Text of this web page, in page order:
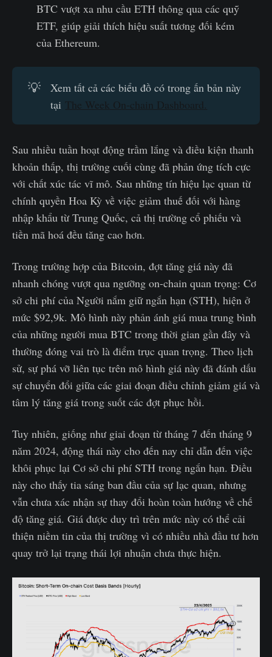
BTC vượt xa nhu cầu ETH thông qua các quỹ
ETF, giúp giải thích hiệu suất tương đối kém
của Ethereum.
💡
Xem tất cả các biểu đồ có trong ấn bản này
tại The Week On-chain Dashboard.
Sau nhiều tuần hoạt động trầm lắng và điều kiện thanh
khoản thấp, thị trường cuối cùng đã phản ứng tích cực
với chất xúc tác vĩ mô. Sau những tín hiệu lạc quan từ
chính quyền Hoa Kỳ về việc giảm thuế đối với hàng
nhập khẩu từ Trung Quốc, cả thị trường cổ phiếu và
tiền mã hoá đều tăng cao hơn.
Trong trường hợp của Bitcoin, đợt tăng giá này đã
nhanh chóng vượt qua ngưỡng on-chain quan trọng: Cơ
sở chi phí của Người nắm giữ ngắn hạn (STH), hiện ở
mức $92,9k. Mô hình này phản ánh giá mua trung bình
của những người mua BTC trong thời gian gần đây và
thường đóng vai trò là điểm trục quan trọng. Theo lịch
sử, sự phá vỡ liên tục trên mô hình giá này đã đánh dấu
sự chuyển đổi giữa các giai đoạn điều chỉnh giảm giá và
tâm lý tăng giá trong suốt các đợt phục hồi.
Tuy nhiên, giống như giai đoạn từ tháng 7 đến tháng 9
năm 2024, động thái này cho đến nay chỉ dẫn đến việc
khôi phục lại Cơ sở chi phí STH trong ngắn hạn. Điều
này cho thấy tia sáng ban đầu của sự lạc quan, nhưng
vẫn chưa xác nhận sự thay đổi hoàn toàn hướng về chế
độ tăng giá. Giá được duy trì trên mức này có thể cải
thiện niềm tin của thị trường vì có nhiều nhà đầu tư hơn
quay trở lại trạng thái lợi nhuận chưa thực hiện.